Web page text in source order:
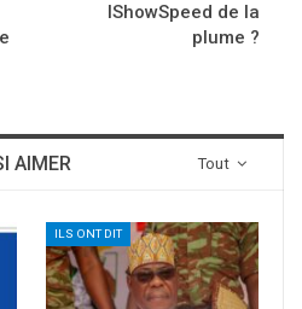
IShowSpeed de la
plume ?
Tout
AIMER
ILS ONT DIT